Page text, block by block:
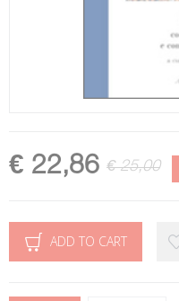
€ 22,86 € 25,00
ADD TO CART